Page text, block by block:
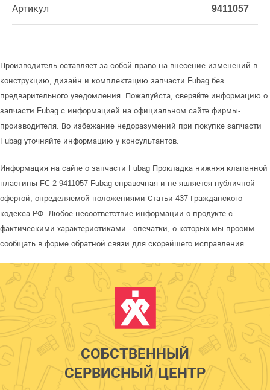
Артикул 9411057
Производитель оставляет за собой право на внесение изменений в
конструкцию, дизайн и комплектацию запчасти Fubag без
предварительного уведомления. Пожалуйста, сверяйте информацию о
запчасти Fubag с информацией на официальном сайте фирмы-
производителя. Во избежание недоразумений при покупке запчасти
Fubag уточняйте информацию у консультантов.
Информация на сайте о запчасти Fubag Прокладка нижняя клапанной
пластины FC-2 9411057 Fubag справочная и не является публичной
офертой, определяемой положениями Статьи 437 Гражданского
кодекса РФ. Любое несоответствие информации о продукте с
фактическими характеристиками - опечатки, о которых мы просим
сообщать в форме обратной связи для скорейшего исправления.
СОБСТВЕННЫЙ
СЕРВИСНЫЙ ЦЕНТР